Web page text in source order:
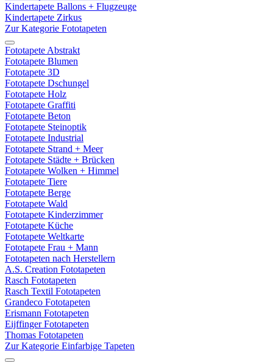
Kindertapete Ballons + Flugzeuge
Kindertapete Zirkus
Zur Kategorie Fototapeten
Fototapete Abstrakt
Fototapete Blumen
Fototapete 3D
Fototapete Dschungel
Fototapete Holz
Fototapete Graffiti
Fototapete Beton
Fototapete Steinoptik
Fototapete Industrial
Fototapete Strand + Meer
Fototapete Städte + Brücken
Fototapete Wolken + Himmel
Fototapete Tiere
Fototapete Berge
Fototapete Wald
Fototapete Kinderzimmer
Fototapete Küche
Fototapete Weltkarte
Fototapete Frau + Mann
Fototapeten nach Herstellern
A.S. Creation Fototapeten
Rasch Fototapeten
Rasch Textil Fototapeten
Grandeco Fototapeten
Erismann Fototapeten
Eijffinger Fototapeten
Thomas Fototapeten
Zur Kategorie Einfarbige Tapeten